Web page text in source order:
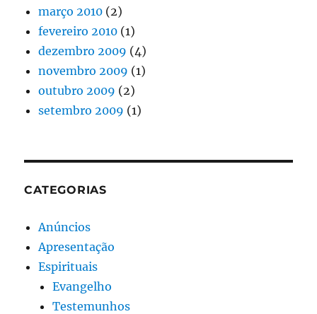
março 2010 (2)
fevereiro 2010 (1)
dezembro 2009 (4)
novembro 2009 (1)
outubro 2009 (2)
setembro 2009 (1)
CATEGORIAS
Anúncios
Apresentação
Espirituais
Evangelho
Testemunhos